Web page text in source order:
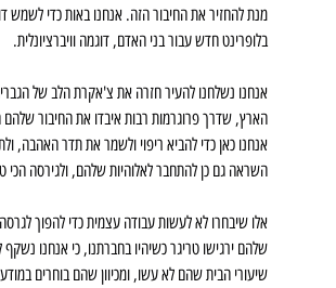
מנת להחזיר את החיבור הזה. אנחנו באות כדי לשמש
בלופרינט חדש עבור בני האדם, דוגמה וויברציונלית.
אנחנו נשלחנו להעיר חזרה את צ'אקרת הלב של
הארץ, שדרך פרוגרמות רבות איבדו את החיבור
אנחנו כאן כדי להביא ריפוי ולשמר את תדר האהבה,
השראה גם כן להתחבר לאלוהיות שלהם, ולגירסה
אלו שיבחרו לא לעשות עבודה עצמית כדי להפוך
שלהם ירגישו טריגר כשיהיו בחברתנו, כי אנחנו
שיעורי הבית שהם לא עשו, ומכיוון שהם בוחרים